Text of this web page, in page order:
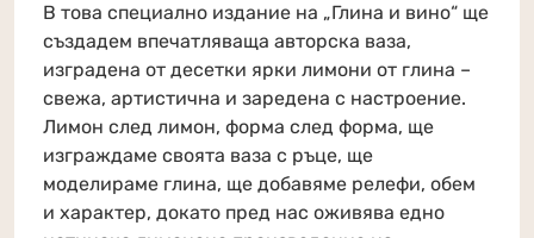
В това специално издание на „Глина и вино“ ще
създадем впечатляваща авторска ваза,
изградена от десетки ярки лимони от глина –
свежа, артистична и заредена с настроение.
Лимон след лимон, форма след форма, ще
изграждаме своята ваза с ръце, ще
моделираме глина, ще добавяме релефи, обем
и характер, докато пред нас оживява едно